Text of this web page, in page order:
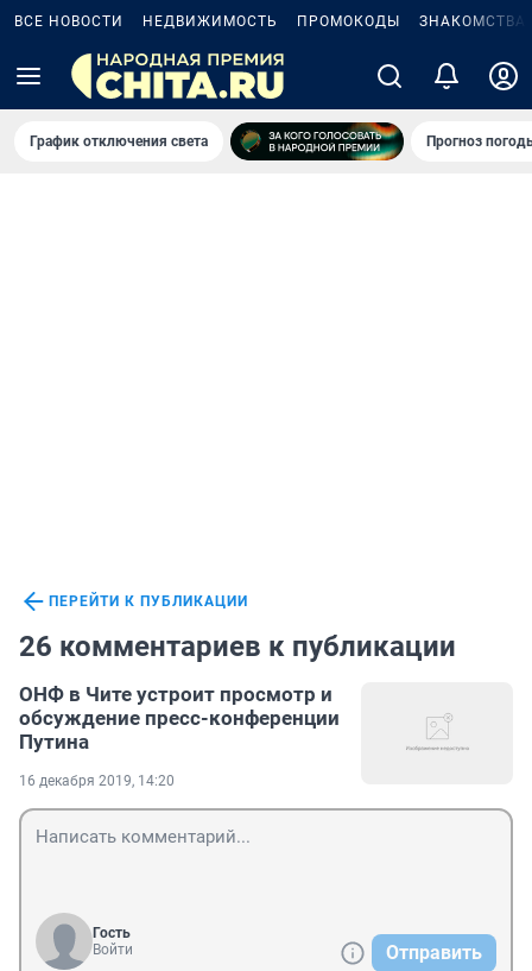
ВСЕ НОВОСТИ НЕДВИЖИМОСТЬ ПРОМОКОДЫ ЗНАКОМСТВА
График отключения света Прогноз
ПЕРЕЙТИ К ПУБЛИКАЦИИ
26 комментариев к публикации
ОНФ в Чите устроит просмотр и
обсуждение пресс-конференции
Путина
16 декабря 2019, 14:20
Гость
Войти
Отправить